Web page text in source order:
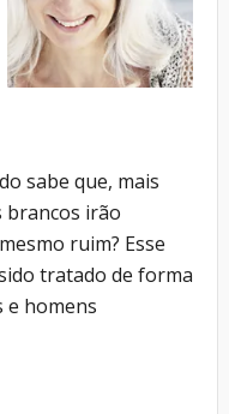
sabe que, mais
brancos irão
ruim? Esse
tratado de forma
homens